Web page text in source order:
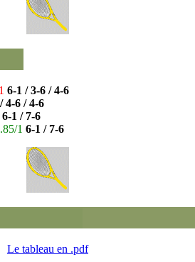
6-1 / 3-6 / 4-6
4-6 / 4-6
6-1 / 7-6
1 6-1 / 7-6
Le tableau en .pdf